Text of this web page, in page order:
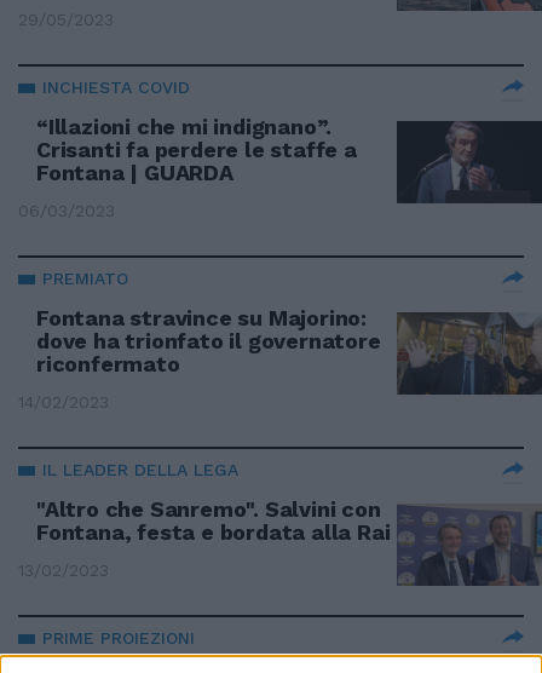
29/05/2023
INCHIESTA COVID
“Illazioni che mi indignano”.
Crisanti fa perdere le staffe a
Fontana | GUARDA
06/03/2023
PREMIATO
Fontana stravince su Majorino:
dove ha trionfato il governatore
riconfermato
14/02/2023
IL LEADER DELLA LEGA
"Altro che Sanremo". Salvini con
Fontana, festa e bordata alla Rai
13/02/2023
PRIME PROIEZIONI